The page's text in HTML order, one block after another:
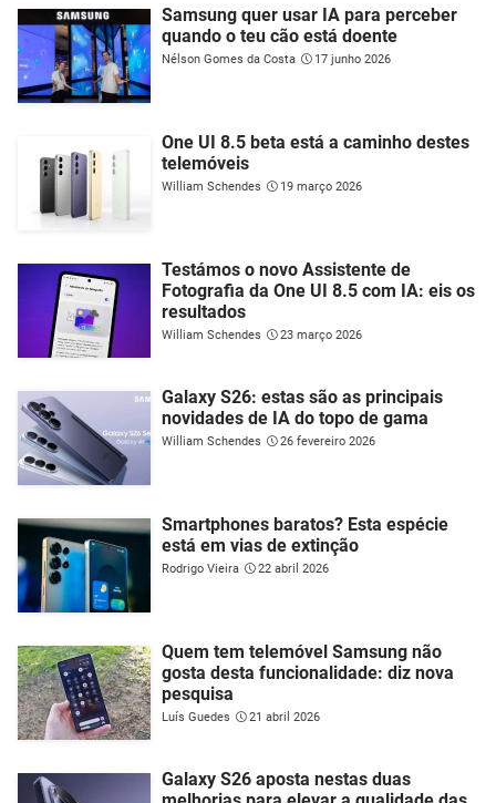
Samsung quer usar IA para perceber
quando o teu cão está doente
Nélson Gomes da Costa 17 junho 2026
One UI 8.5 beta está a caminho destes
telemóveis
William Schendes 19 março 2026
Testámos o novo Assistente de
Fotografia da One UI 8.5 com IA: eis os
resultados
William Schendes 23 março 2026
Galaxy S26: estas são as principais
novidades de IA do topo de gama
William Schendes 26 fevereiro 2026
Smartphones baratos? Esta espécie
está em vias de extinção
Rodrigo Vieira 22 abril 2026
Quem tem telemóvel Samsung não
gosta desta funcionalidade: diz nova
pesquisa
Luís Guedes 21 abril 2026
Galaxy S26 aposta nestas duas